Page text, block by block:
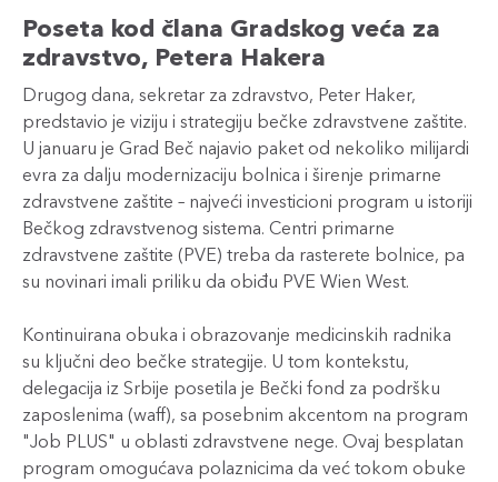
Poseta kod člana Gradskog veća za
zdravstvo, Petera Hakera
Drugog dana, sekretar za zdravstvo, Peter Haker,
predstavio je viziju i strategiju bečke zdravstvene zaštite.
U januaru je Grad Beč najavio paket od nekoliko milijardi
evra za dalju modernizaciju bolnica i širenje primarne
zdravstvene zaštite – najveći investicioni program u istoriji
Bečkog zdravstvenog sistema. Centri primarne
zdravstvene zaštite (PVE) treba da rasterete bolnice, pa
su novinari imali priliku da obiđu PVE Wien West.
Kontinuirana obuka i obrazovanje medicinskih radnika
su ključni deo bečke strategije. U tom kontekstu,
delegacija iz Srbije posetila je Bečki fond za podršku
zaposlenima (waff), sa posebnim akcentom na program
"Job PLUS" u oblasti zdravstvene nege. Ovaj besplatan
program omogućava polaznicima da već tokom obuke